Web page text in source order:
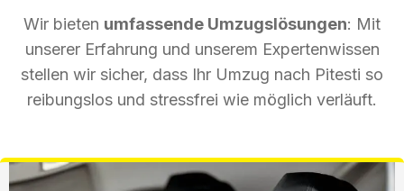
Wir bieten umfassende Umzugslösungen: Mit
unserer Erfahrung und unserem Expertenwissen
stellen wir sicher, dass Ihr Umzug nach Pitesti so
reibungslos und stressfrei wie möglich verläuft.